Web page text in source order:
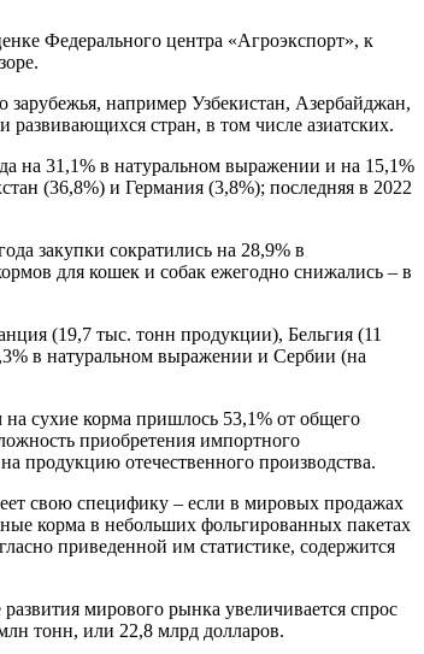
Федерального центра «Агроэкспорт», к
например Узбекистан, Азербайджан,
стран, в том числе азиатских.
на 31,1% в натуральном выражении и на 15,1%
(36,8%) и Германия (3,8%); последняя в 2022
закупки сократились на 28,9% в
для кошек и собак ежегодно снижались – в
(19,7 тыс. тонн продукции), Бельгия (11
в натуральном выражении и Сербии (на
сухие корма пришлось 53,1% от общего
приобретения импортного
продукцию отечественного производства.
свою специфику – если в мировых продажах
корма в небольших фольгированных пакетах
приведенной им статистике, содержится
мирового рынка увеличивается спрос
тонн, или 22,8 млрд долларов.